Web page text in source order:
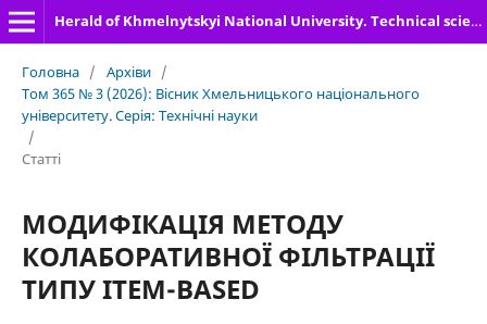
Herald of Khmelnytskyi National University. Technical sciences
Головна / Архіви /
Том 365 № 3 (2026): Вісник Хмельницького національного
університету. Серія: Технічні науки
/
Статті
МОДИФІКАЦІЯ МЕТОДУ
КОЛАБОРАТИВНОЇ ФІЛЬТРАЦІЇ
ТИПУ ITEM-BASED